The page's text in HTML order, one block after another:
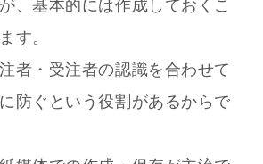
、基本的には作成しておくこ
す。
者・受注者の認識を合わせて
防ぐという役割があるからで